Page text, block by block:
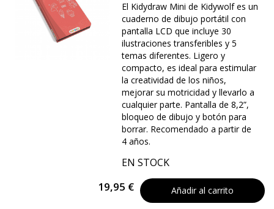
El Kidydraw Mini de Kidywolf es un
cuaderno de dibujo portátil con
pantalla LCD que incluye 30
ilustraciones transferibles y 5
temas diferentes. Ligero y
compacto, es ideal para estimular
la creatividad de los niños,
mejorar su motricidad y llevarlo a
cualquier parte. Pantalla de 8,2”,
bloqueo de dibujo y botón para
borrar. Recomendado a partir de
4 años.
EN STOCK
19,95 € Añadir al carrito